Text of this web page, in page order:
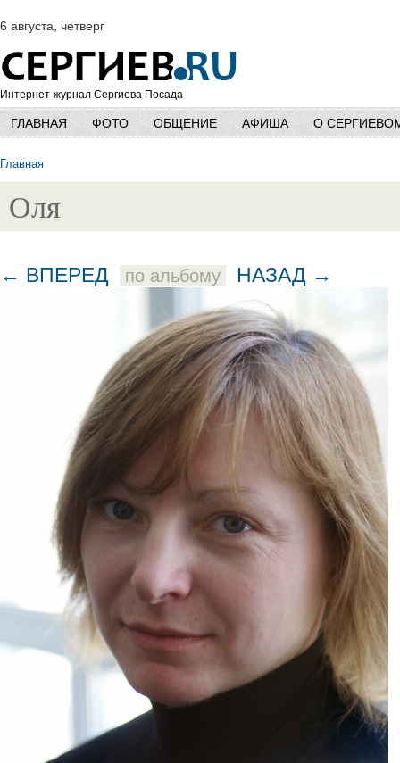
6 августа, четверг
Интернет-журнал Сергиева Посада
ГЛАВНАЯ ФОТО ОБЩЕНИЕ АФИША О
Главная
Оля
← ВПЕРЕД по альбому НАЗАД →